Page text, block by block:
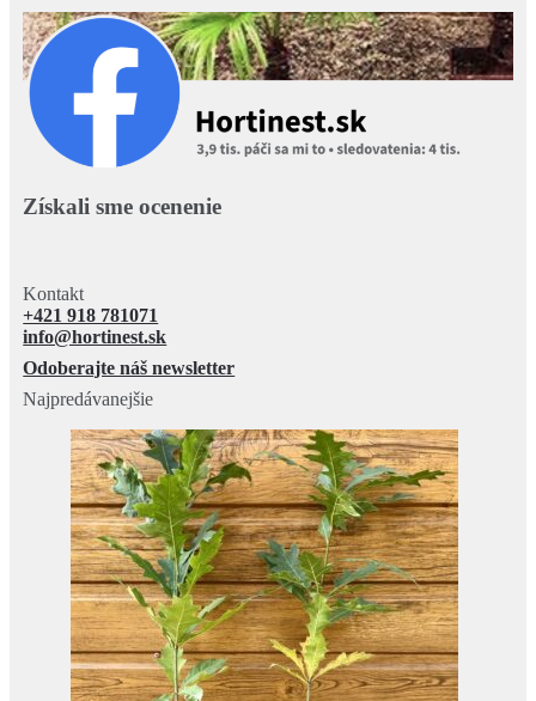
Získali sme ocenenie
Kontakt
+421 918 781071
info@hortinest.sk
Odoberajte náš newsletter
Najpredávanejšie